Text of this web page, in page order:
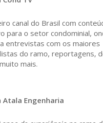
canal do Brasil com
para o setor condominial,
entrevistas com os maiores
do ramo, reportagens,
mais.
Atala Engenharia